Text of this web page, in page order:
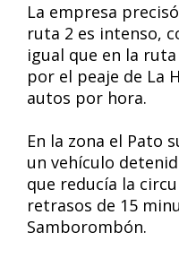
La empresa
ruta 2 es intenso,
igual que en la
por el peaje de La
autos por hora.
En la zona el Pato
un vehículo
que reducía la
retrasos de 15
Samborombón.